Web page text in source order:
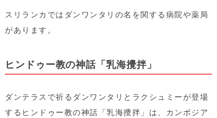
スリランカではダンワンタリの名を関する病院や薬局
があります。
ヒンドゥー教の神話「乳海攪拌」
ダンテラスで祈るダンワンタリとラクシュミーが登場
するヒンドゥー教の神話「乳海攪拌」は、カンボジア